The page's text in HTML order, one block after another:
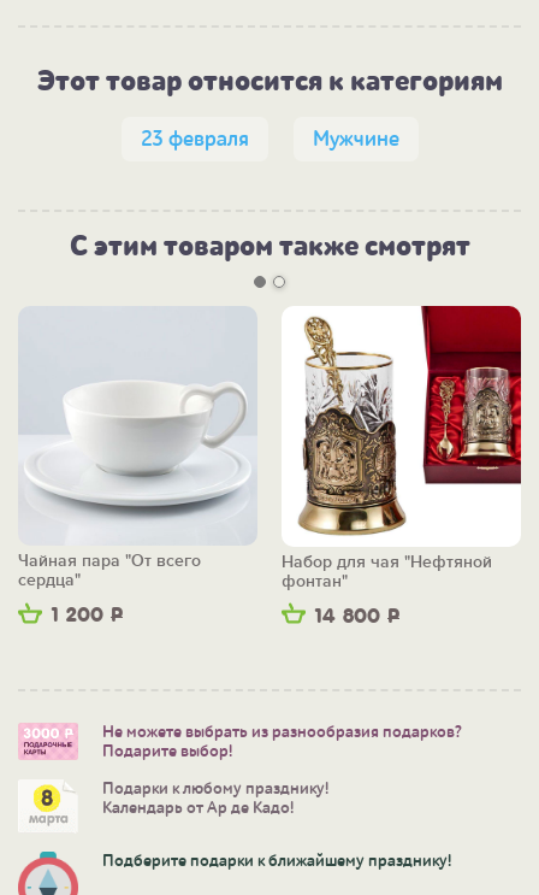
Этот товар относится к категориям
23 февраля Мужчине
С этим товаром также смотрят
1 200 Р
Чайная пара "От всего
сердца"
14 800 Р
Набор для чая "Нефтяной
фонтан"
Не можете выбрать из разнообразия подарков?
Подарите выбор!
Подарки к любому празднику!
Календарь от Ар де Кадо!
Подберите подарки к ближайшему празднику!